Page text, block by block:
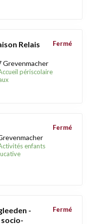
Relais
Grevenmacher
périscolaire
Fermé
enfants
Fermé
-
Fermé